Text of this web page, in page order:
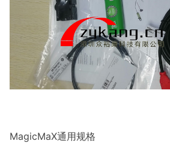
MagicMaX通用规格